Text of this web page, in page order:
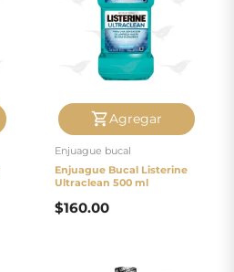
Agregar
Enjuague bucal
Enjuague Bucal Listerine
Ultraclean 500 ml
$160.00